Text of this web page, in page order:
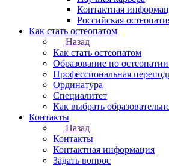
Контактная
Российская
Как стать остеопатом
Назад
Как стать остеопатом
Образование по
Профессиональная
Ординатура
Специалитет
Как выбрать
Контакты
Назад
Контакты
Контактная информация
Задать вопрос